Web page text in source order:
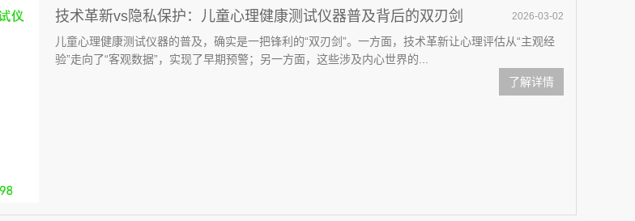
2026-03-02
技术革新vs隐私保护：儿童心理健康测试仪器普及背后的双刃剑
儿童心理健康测试仪器的普及，确实是一把锋利的“双刃剑”。一方面，技术革新让心理评估从“主观经
验”走向了“客观数据”，实现了早期预警；另一方面，这些涉及内心世界的...
了解详情